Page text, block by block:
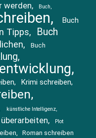
werden Buch
Buch
Tipps
Buch
Buch
Krimi schreiben
künstliche Intelligenz
Plot
Roman schreiben